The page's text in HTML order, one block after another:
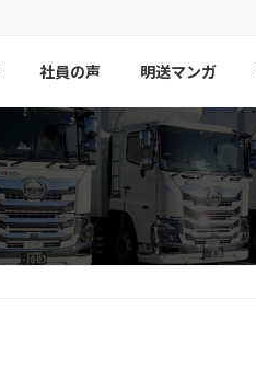
社員の声 明送マンガ